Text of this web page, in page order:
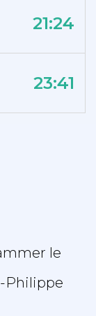
21:24
23:41
le
Philippe